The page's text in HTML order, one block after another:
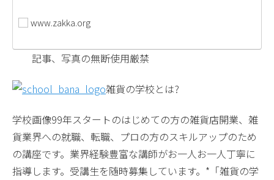
www.zakka.org
記事、写真の無断使用厳禁
雑貨の学校とは?
学校画像99年スタートのはじめての方の雑貨店開業、雑
貨業界への就職、転職、プロの方のスキルアップのため
の講座です。業界経験豊富な講師がお一人お一人丁寧に
指導します。受講生を随時募集しています。*「雑貨の学